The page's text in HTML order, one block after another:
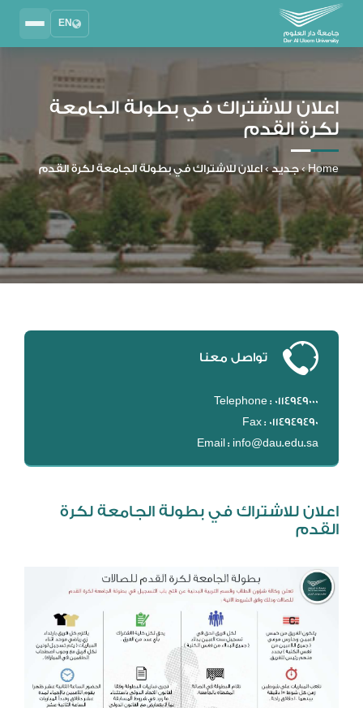
EN
2025 - 2026
نظام إدارة التعلم
MYLMS
نظام معلومات الطلاب
MTSIS
MYHRM
نظام التواصل الإداري
MYACS
EMAIL
المكتبة الرقمية
نظام التقييم السنوي
MYAES
اعلان للاشتراك في بطولة الجامعة
لكرة القدم
Home
› جديد › اعلان للاشتراك في بطولة الجامعة لكرة القدم
تواصل معنا
Telephone : 0114949000
Fax : 0114949490
Email : info@dau.edu.sa
اعلان للاشتراك في بطولة الجامعة لكرة
القدم